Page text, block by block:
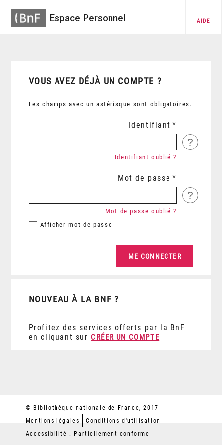
Espace Personnel AIDE
VOUS AVEZ DÉJÀ UN COMPTE ?
Les champs avec un astérisque sont obligatoires.
Identifiant
?
Identifiant oublié ?
Mot de passe
?
Afficher mot de passe
Mot de passe oublié ?
NOUVEAU À LA BNF ?
Profitez des services offerts par la BnF
en cliquant sur CRÉER UN COMPTE
© Bibliothèque nationale de France, 2017
Mentions légales
Conditions d'utilisation
Accessibilité : Partiellement conforme